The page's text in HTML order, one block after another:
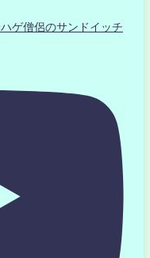
ゲ僧侶のサンドイッチ